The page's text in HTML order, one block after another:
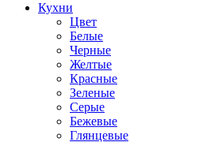
Кухни
Цвет
Белые
Черные
Желтые
Красные
Зеленые
Серые
Бежевые
Глянцевые